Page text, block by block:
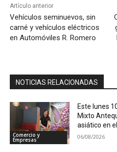
Artículo anterior
Vehículos seminuevos, sin
carné y vehículos eléctricos
en Automóviles R. Romero
NOTICIAS RELACIONADAS
Comercio y
Empresas
Este lunes
Mixto
asiático en
06/08/2026